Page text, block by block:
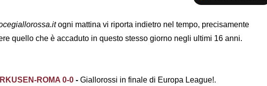
ogni mattina vi riporta indietro nel tempo, precisamente
quello che è accaduto in questo stesso giorno negli ultimi 16 anni.
ROMA 0-0 - Giallorossi in finale di Europa League!.